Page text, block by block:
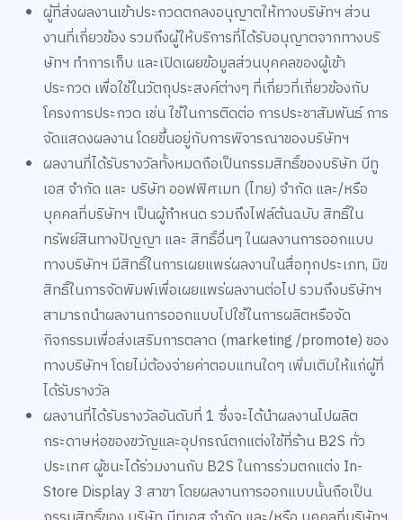
ผู้ที่ส่งผลงานเข้าประกวดตกลงอนุญาตให้ทางบริษัทฯ ส่วน
งานที่เกี่ยวข้อง รวมถึงผู้ให้บริการที่ได้รับอนุญาตจากทางบริ
ษัทฯ ทำการเก็บ และเปิดเผยข้อมูลส่วนบุคคลของผู้เข้า
ประกวด เพื่อใช้ในวัตถุประสงค์ต่างๆ ที่เกี่ยวที่เกี่ยวข้องกับ
โครงการประกวด เช่น ใช้ในการติดต่อ การประชาสัมพันธ์ การ
จัดแสดงผลงาน โดยขึ้นอยู่กับการพิจารณาของบริษัทฯ
ผลงานที่ได้รับรางวัลทั้งหมดถือเป็นกรรมสิทธิ์ของบริษัท บีทู
เอส จำกัด และ บริษัท ออฟฟิศเมท (ไทย) จำกัด และ/หรือ
บุคคลที่บริษัทฯ เป็นผู้กำหนด รวมถึงไฟล์ต้นฉบับ สิทธิ์ใน
ทรัพย์สินทางปัญญา และ สิทธิ์อื่นๆ ในผลงานการออกแบบ
ทางบริษัทฯ มีสิทธิ์ในการเผยแพร่ผลงานในสื่อทุกประเภท, มิข
สิทธิ์ในการจัดพิมพ์เพื่อเผยแพร่ผลงานต่อไป รวมถึงบริษัทฯ
สามารถนำผลงานการออกแบบไปใช้ในการผลิตหรือจัด
กิจกรรมเพื่อส่งเสริมการตลาด (marketing /promote) ของ
ทางบริษัทฯ โดยไม่ต้องจ่ายค่าตอบแทนใดๆ เพิ่มเติมให้แก่ผู้ที่
ได้รับรางวัล
ผลงานที่ได้รับรางวัลอันดับที่ 1 ซึ่งจะได้นำผลงานไปผลิต
กระดาษห่อของขวัญและอุปกรณ์ตกแต่งใช้ที่ร้าน B2S ทั่ว
ประเทศ ผู้ชนะได้ร่วมงานกับ B2S ในการร่วมตกแต่ง In-
Store Display 3 สาขา โดยผลงานการออกแบบนั้นถือเป็น